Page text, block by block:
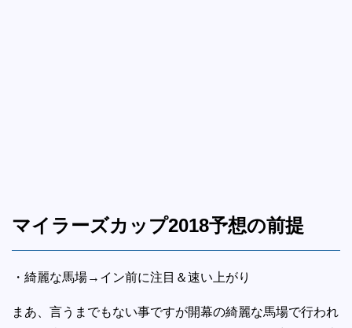
マイラーズカップ2018予想の前提
・綺麗な馬場→イン前に注目＆速い上がり
まあ、言うまでもない事ですが開幕の綺麗な馬場で行われ